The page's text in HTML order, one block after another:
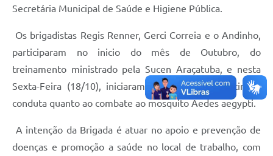
Contratos
Ouvidoria
Comissões
Arquivos para Download
Carta de Serviços
Turismo
Secretária Municipal de Saúde e Higiene Pública.
Os brigadistas Regis Renner, Gerci Correia e o Andinho,
participaram no inicio do mês de Outubro, do
treinamento ministrado pela Sucen Araçatuba, e nesta
Sexta-Feira (18/10), iniciaram efetivamente a rotina e
conduta quanto ao combate ao mosquito Aedes aegypti.
A intenção da Brigada é atuar no apoio e prevenção de
doenças e promoção a saúde no local de trabalho, com